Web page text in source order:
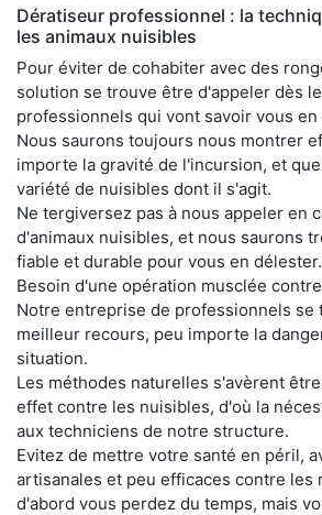
Dératiseur professionnel : la
les animaux nuisibles
Pour éviter de cohabiter avec des
solution se trouve être d'appeler dès
professionnels qui vont savoir vous en
Nous saurons toujours nous montrer
importe la gravité de l'incursion, et
variété de nuisibles dont il s'agit.
Ne tergiversez pas à nous appeler en
d'animaux nuisibles, et nous saurons
fiable et durable pour vous en délester.
Besoin d'une opération musclée
Notre entreprise de professionnels se
meilleur recours, peu importe la
situation.
Les méthodes naturelles s'avèrent
effet contre les nuisibles, d'où la
aux techniciens de notre structure.
Evitez de mettre votre santé en péril,
artisanales et peu efficaces contre les
d'abord vous perdez du temps, mais